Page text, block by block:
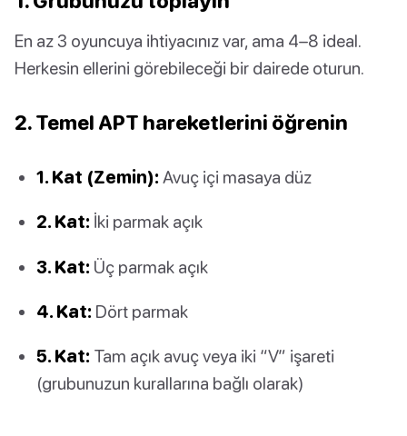
En az 3 oyuncuya ihtiyacınız var, ama 4–8 ideal.
Herkesin ellerini görebileceği bir dairede oturun.
2. Temel APT hareketlerini öğrenin
1. Kat (Zemin): Avuç içi masaya düz
2. Kat: İki parmak açık
3. Kat: Üç parmak açık
4. Kat: Dört parmak
5. Kat: Tam açık avuç veya iki “V” işareti
(grubunuzun kurallarına bağlı olarak)